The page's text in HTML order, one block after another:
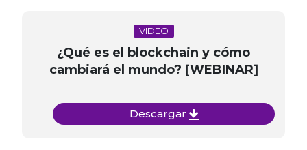
VIDEO
¿Qué es el blockchain y cómo
cambiará el mundo? [WEBINAR]
Descargar